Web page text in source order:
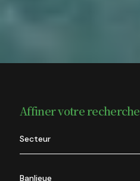
Affiner votre recherche
Secteur
Banlieue